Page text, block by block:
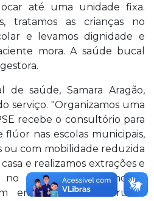
até uma unidade fixa.
tratamos as crianças no
e levamos dignidade e
mora. A saúde bucal
de saúde, Samara Aragão,
serviço. "Organizamos uma
recebe o consultório para
flúor nas escolas municipais,
ou com mobilidade reduzida
e realizamos extrações e
no domicílio. Utilizamos o
em comunidades rurais.